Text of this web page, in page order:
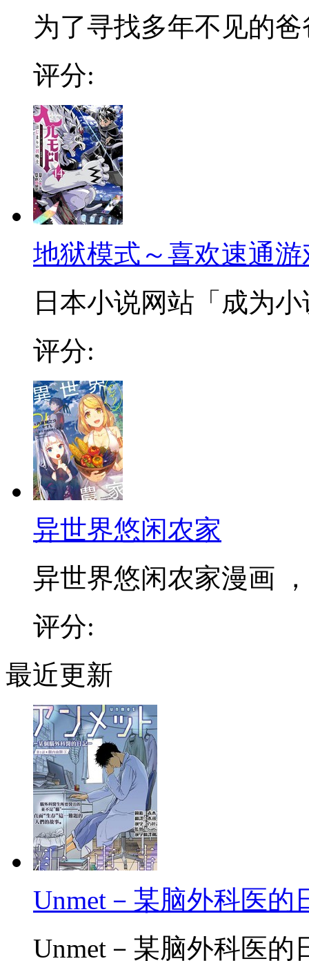
为了寻找多年不见的爸
评分:
地狱模式～喜欢速通
日本小说网站「成为
评分:
异世界悠闲农家
异世界悠闲农家漫画
评分:
最近更新
Unmet－某脑外科医的
Unmet－某脑外科医的